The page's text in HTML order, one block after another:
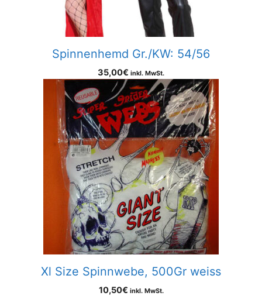
Spinnenhemd Gr./KW: 54/56
35,00€ inkl. MwSt.
Xl Size Spinnwebe, 500Gr weiss
10,50€ inkl. MwSt.